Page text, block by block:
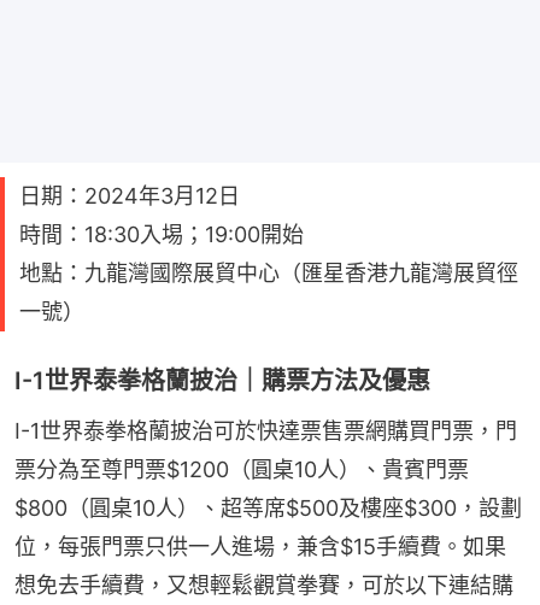
日期：2024年3月12日
時間：18:30入埸；19:00開始
地點：九龍灣國際展貿中心（匯星香港九龍灣展貿徑
一號）
I-1世界泰拳格蘭披治｜購票方法及優惠
I-1世界泰拳格蘭披治可於快達票售票網購買門票，門
票分為至尊門票$1200（圓桌10人）、貴賓門票
$800（圓桌10人）、超等席$500及樓座$300，設劃
位，每張門票只供一人進場，兼含$15手續費。如果
想免去手續費，又想輕鬆觀賞拳賽，可於以下連結購